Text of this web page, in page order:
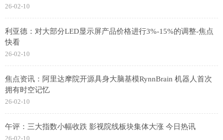
26-02-10
利亚德：对大部分LED显示屏产品价格进行3%-15%的调整-焦点
快看
26-02-10
焦点资讯：阿里达摩院开源具身大脑基模RynnBrain 机器人首次
拥有时空记忆
26-02-10
午评：三大指数小幅收跌 影视院线板块集体大涨 今日热讯
26-02-10